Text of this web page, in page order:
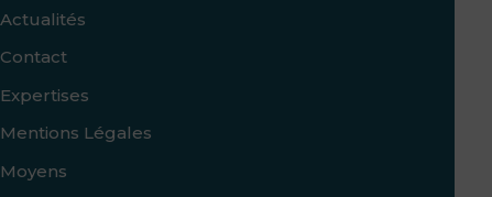
Actualités
Contact
Expertises
Mentions Légales
Moyens